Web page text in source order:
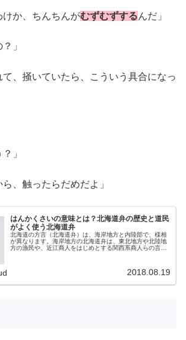
か、ちんちんがむずむずするんだ」
」
、掻いていたら、こういう具合になっ
」
、触ったらだめだよ」
はんかくさいの意味とは？北海道弁の歴史と道民
がよく使う北海道弁
北海道の方言（北海道弁）は、海岸地方と内陸部で、様相
が異なります。海岸地方の北海道弁は、東北地方や北陸地
方の漁民や、近江商人をはじめとする関西系商人らの言葉
2018.08.19